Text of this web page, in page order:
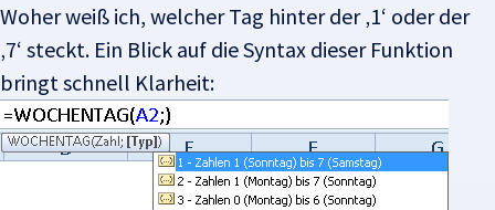
Woher weiß ich, welcher Tag hinter der ‚1‘ oder der
‚7‘ steckt. Ein Blick auf die Syntax dieser Funktion
bringt schnell Klarheit: